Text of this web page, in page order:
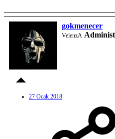
gokmenecer
VelenzA
27 Ocak 2018